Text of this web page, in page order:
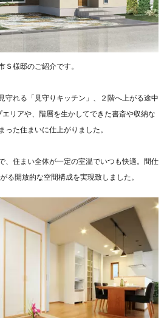
Ｓ様邸のご紹介です。
守れる「見守りキッチン」、２階へ上がる途中
リアや、階層を生かしてできた書斎や収納な
った住まいに仕上がりました。
、住まい全体が一定の室温でいつも快適。間仕
る開放的な空間構成を実現致しました。